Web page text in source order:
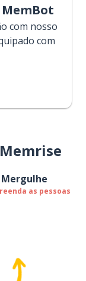
MemBot
com nosso
com
Mergulhe
as pessoas